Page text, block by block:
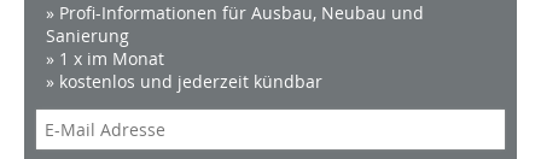
» Profi-Informationen für Ausbau, Neubau und
Sanierung
» 1 x im Monat
» kostenlos und jederzeit kündbar